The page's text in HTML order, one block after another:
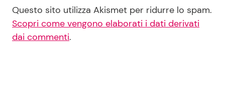
Questo sito utilizza Akismet per ridurre lo spam.
Scopri come vengono elaborati i dati derivati
dai commenti.